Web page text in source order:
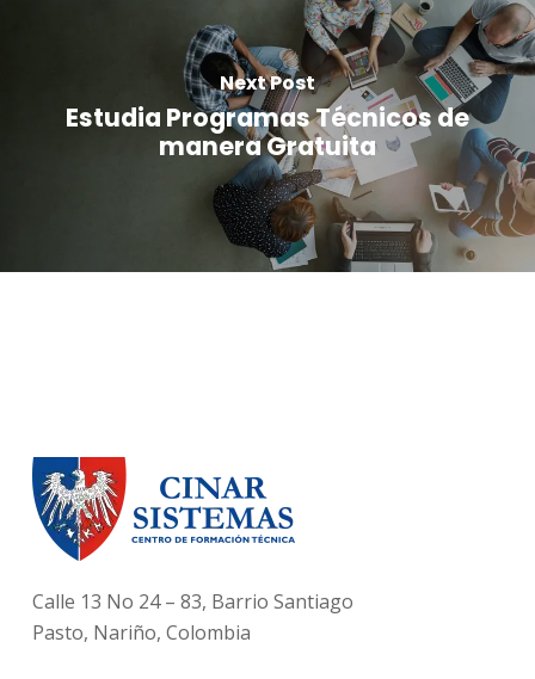
Next Post
Estudia Programas Técnicos de
manera Gratuita
Calle 13 No 24 – 83, Barrio Santiago
Pasto, Nariño, Colombia